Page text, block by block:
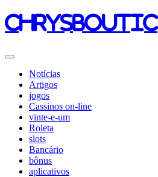
chrysboutic
Notícias
Artigos
jogos
Cassinos on-line
vinte-e-um
Roleta
slots
Bancário
bônus
aplicativos